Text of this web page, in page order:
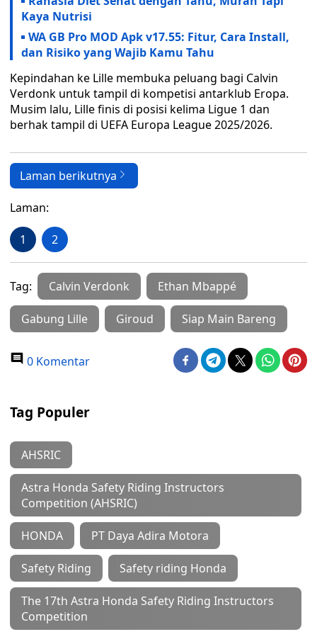
Kaya Nutrisi
WA GB Pro MOD Apk v17.55: Fitur, Cara Install,
dan Risiko yang Wajib Kamu Tahu
Kepindahan ke Lille membuka peluang bagi Calvin
Verdonk untuk tampil di kompetisi antarklub Eropa.
Musim lalu, Lille finis di posisi kelima Ligue 1 dan
berhak tampil di UEFA Europa League 2025/2026.
Laman berikutnya
Laman:
1 2
Tag: Calvin Verdonk Ethan Mbappé
Gabung Lille Giroud Siap Main Bareng
0 Komentar
Tag Populer
AHSRIC
Astra Honda Safety Riding Instructors
Competition (AHSRIC)
HONDA PT Daya Adira Motora
Safety Riding Safety riding Honda
The 17th Astra Honda Safety Riding Instructors
Competition